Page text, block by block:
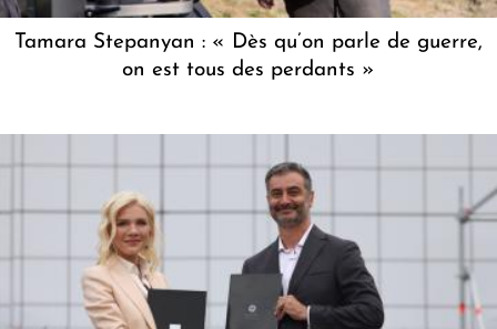
Tamara Stepanyan : « Dès qu’on parle de guerre,
on est tous des perdants »